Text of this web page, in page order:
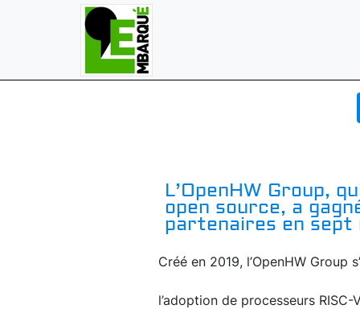
L’OpenHW Group,
open source, a
partenaires en sept
Créé en 2019, l’OpenHW Group
l’adoption de processeurs